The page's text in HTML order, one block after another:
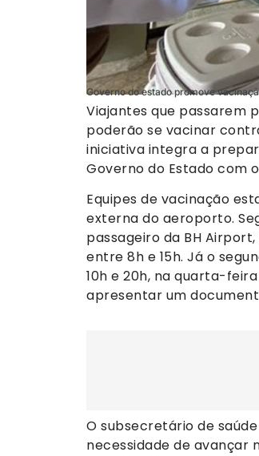
Governo do estado promove
Viajantes que passarem
poderão se vacinar
iniciativa integra a
Governo do Estado com
Equipes de vacinação
externa do aeroporto.
passageiro da BH
entre 8h e 15h. Já o
10h e 20h, na quarta-
apresentar um
O subsecretário de
necessidade de avançar